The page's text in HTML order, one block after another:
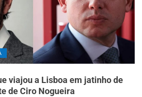
viajou a Lisboa em jatinho de
de Ciro Nogueira